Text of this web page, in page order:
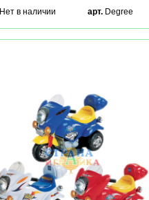
Нет в наличии
арт. Degree